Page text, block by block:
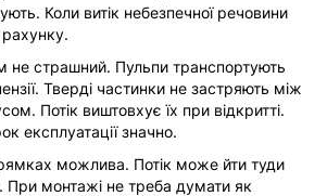
Коли витік небезпечної речовини
не страшний. Пульпи транспортують
Тверді частинки не застряють між
Потік виштовхує їх при відкритті.
експлуатації значно.
можлива. Потік може йти туди
монтажі не треба думати як